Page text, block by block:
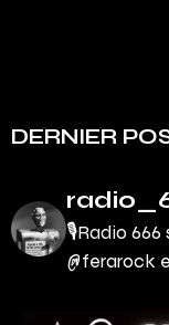
DERNIER
🎙Radio 666
@ferarock